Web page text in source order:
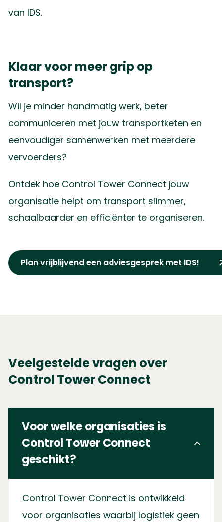
van IDS.
Klaar voor meer grip op
transport?
Wil je minder handmatig werk, beter
communiceren met jouw transportketen en
eenvoudiger samenwerken met meerdere
vervoerders?
Ontdek hoe Control Tower Connect jouw
organisatie helpt om transport slimmer,
schaalbaarder en efficiënter te organiseren.
Plan vrijblijvend een adviesgesprek met IDS!
Veelgestelde vragen over
Control Tower Connect
Voor welke organisaties is
Control Tower Connect
geschikt?
Control Tower Connect is ontwikkeld
voor organisaties waarbij logistiek geen